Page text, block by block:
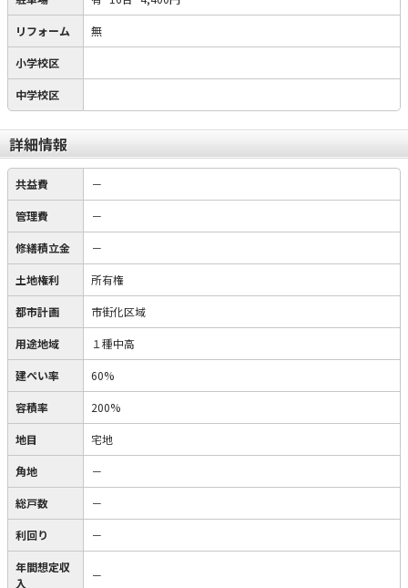
リフォーム 無
小学校区
中学校区
詳細情報
共益費 －
管理費 －
修繕積立金 －
土地権利 所有権
都市計画 市街化区域
用途地域 １種中高
建ぺい率 60%
容積率 200%
地目 宅地
角地 －
総戸数 －
利回り －
年間想定収
入
－